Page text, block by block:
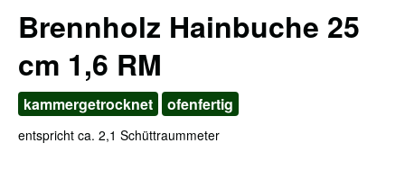
Brennholz Hainbuche 25
cm 1,6 RM
kammergetrocknet ofenfertig
entspricht ca. 2,1 Schüttraummeter